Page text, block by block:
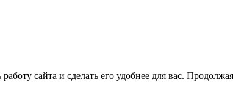
сайта и сделать его удобнее для вас.